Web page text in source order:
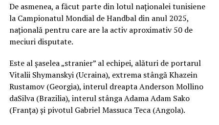
De asmenea, a făcut parte din lotul naționalei tunisiene
la Campionatul Mondial de Handbal din anul 2025,
națională pentru care are la activ aproximativ 50 de
meciuri disputate.
Este al șaselea „stranier” al echipei, alături de portarul
Vitalii Shymanskyi (Ucraina), extrema stângă Khazein
Rustamov (Georgia), interul dreapta Anderson Mollino
daSilva (Brazilia), interul stânga Adama Adam Sako
(Franța) și pivotul Gabriel Massuca Teca (Angola).